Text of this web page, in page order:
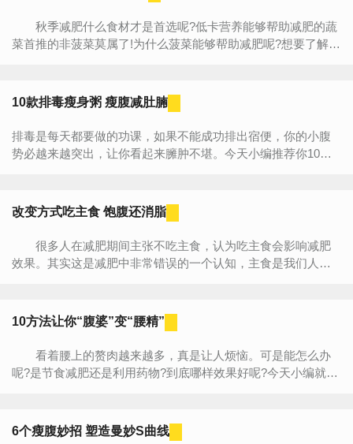
秋季减肥什么食材才是首选呢?低卡营养能够帮助减肥的蔬
菜首推的非菠菜莫属了!为什么菠菜能够帮助减肥呢?想要了解更
10款排毒瘦身粥 瘦腹减肚腩
排毒是每天都要做的功课，如果不能成功排出宿便，你的小腹
势必越来越突出，让你看起来臃肿不堪。今天小编推荐你10款
改变方式吃主食 饱腹还消脂
很多人在减肥期间主张不吃主食，认为吃主食会影响减肥
效果。其实这是减肥中非常错误的一个认知，主食是我们人体
10方法让你“腹婆”变“腰精”
看着腰上的赘肉越来越多，真是让人烦恼。可是能怎么办
呢?是节食减肥还是利用药物?到底哪样效果好呢?今天小编就来
6个瘦腹妙招 塑造曼妙S曲线